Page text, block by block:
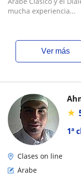
mucha experiencia...
ver más
1ª
★
Clases on line
Árabe